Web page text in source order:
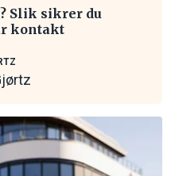
Slik sikrer du
kontakt